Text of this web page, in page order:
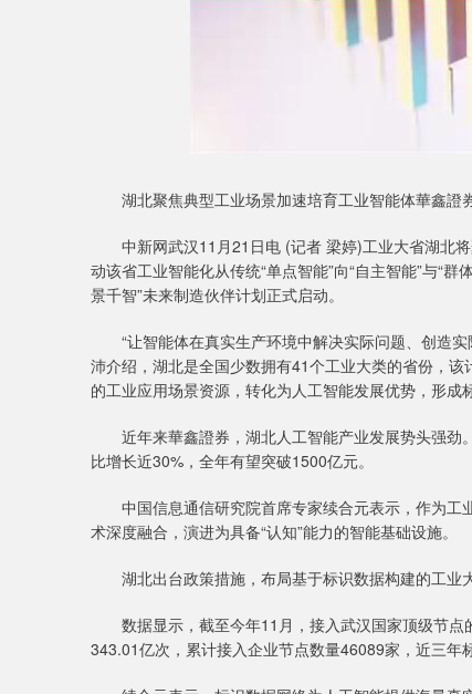
湖北聚焦典型工业场景加速培育工业智能体華鑫證
中新网武汉11月21日电 (记者 梁婷)工业大省湖北将
动该省工业智能化从传统“单点智能”向“自主智能”与“
景千智”未来制造伙伴计划正式启动。
“让智能体在真实生产环境中解决实际问题、创造实
沛介绍，湖北是全国少数拥有41个工业大类的省份，
的工业应用场景资源，转化为人工智能发展优势，形成
近年来華鑫證券，湖北人工智能产业发展势头强劲
比增长近30%，全年有望突破1500亿元。
中国信息通信研究院首席专家续合元表示，作为工
术深度融合，演进为具备“认知”能力的智能基础设施。
湖北出台政策措施，布局基于标识数据构建的工业
数据显示，截至今年11月，接入武汉国家顶级节点
343.01亿次，累计接入企业节点数量46089家，近三年